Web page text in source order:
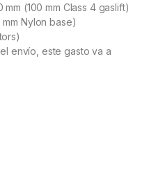
(100 mm Class 4 gaslift)
Nylon base)
envío, este gasto va a